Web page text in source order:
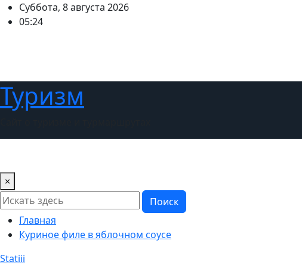
ПерейтиСуббота, 8 августа 2026
05:24
Туризм
×
Поиск
Главная
Куриное филе в яблочном соусе
Statiii